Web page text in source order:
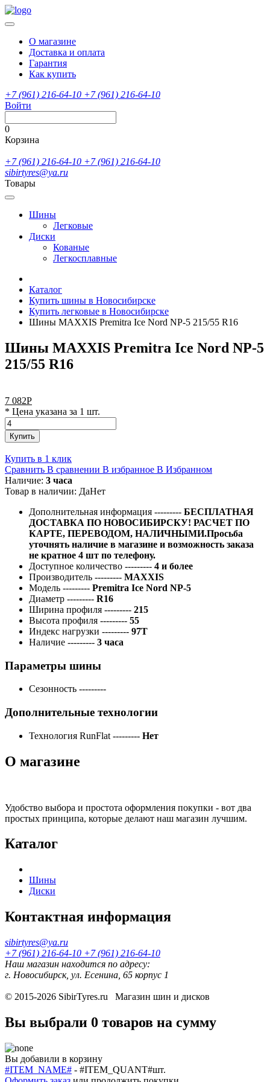
О магазине
Доставка и оплата
Гарантия
Как купить
+7 (961) 216-64-10 +7 (961) 216-64-10
Войти
0
Корзина
+7 (961) 216-64-10 +7 (961) 216-64-10
sibirtyres@ya.ru
Товары
Шины
Легковые
Диски
Кованые
Легкосплавные
Каталог
Купить шины в Новосибирске
Купить легковые в Новосибирске
Шины MAXXIS Premitra Ice Nord NP-5 215/55 R16
Шины MAXXIS Premitra Ice Nord NP-5
215/55 R16
7 082Р
* Цена указана за 1 шт.
Купить
Купить в 1 клик
Сравнить В сравнении В избранное В Избранном
Наличие: 3 часа
Товар в наличии: ДаНет
Дополнительная информация --------- БЕСПЛАТНАЯ
ДОСТАВКА ПО НОВОСИБИРСКУ! РАСЧЕТ ПО
КАРТЕ, ПЕРЕВОДОМ, НАЛИЧНЫМИ.Просьба
уточнять наличие в магазине и возможность заказа
не кратное 4 шт по телефону.
Доступное количество --------- 4 и более
Производитель --------- MAXXIS
Модель --------- Premitra Ice Nord NP-5
Диаметр --------- R16
Ширина профиля --------- 215
Высота профиля --------- 55
Индекс нагрузки --------- 97T
Наличие --------- 3 часа
Параметры шины
Сезонность ---------
Дополнительные технологии
Технология RunFlat --------- Нет
О магазине
Удобство выбора и простота оформления покупки - вот два
простых принципа, которые делают наш магазин лучшим.
Каталог
Шины
Диски
Контактная информация
sibirtyres@ya.ru
+7 (961) 216-64-10 +7 (961) 216-64-10
Наш магазин находится по адресу:
г. Новосибирск, ул. Есенина, 65 корпус 1
© 2015-2026 SibirTyres.ru Магазин шин и дисков
Вы выбрали 0 товаров на сумму
Вы добавили в корзину
#ITEM_NAME# - #ITEM_QUANT#шт.